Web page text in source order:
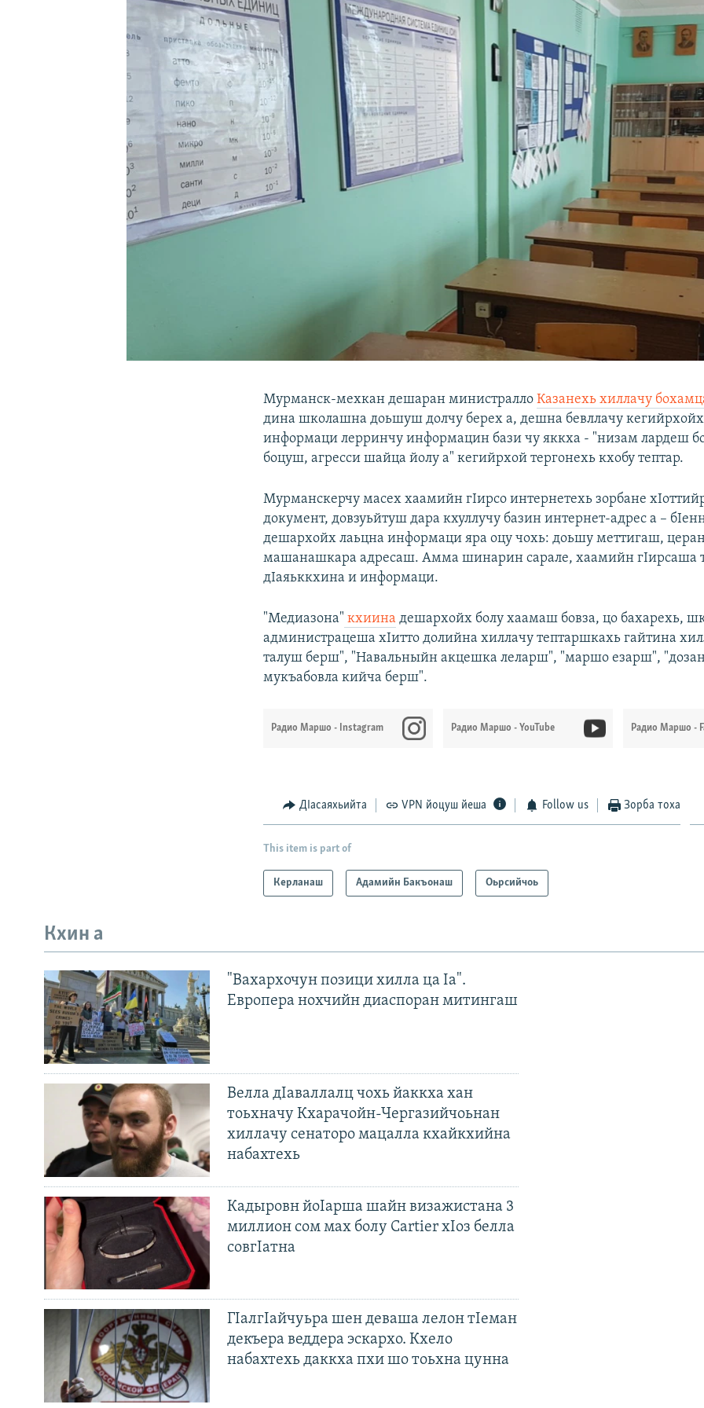
Мурманск-мехкан дешаран министраллоКазанехь хиллачу
дина школашна доьшуш долчу берех а, дешна бевллачу
информаци лерринчу информацин бази чу яккха - "низам лардеш
боцуш, агресси шайца йолу а" кегийрхой тергонехь кхобу тептар.
Мурманскерчу масех хаамийн гIирсо интернетехь зорбане
документ, довзуьйтуш дара кхуллучу базин интернет-адрес а –
дешархойх лаьцна информаци яра оцу чохь: доьшу меттигаш,
машанашкара адресаш. Амма шинарин сарале, хаамийн гIирсаша
дIаяьккхина и информаци.
"Медиазона" кхиина дешархойх болу хаамаш бовза, цо бахарехь,
администрацеша хIитто долийна хиллачу тептаршкахь гайтина
талуш берш", "Навальныйн акцешка леларш", "маршо езарш",
мукъабовла кийча берш".
Радио Маршо - Instagram Радио Маршо - YouTube Радио Маршо -
ДIасаяхьийта VPN йоцуш йеша Follow us Зорба тоха
This item is part of
Керланаш Адамийн Бакъонаш Оьрсийчоь
Кхин а
"Вахархочун позици хилла ца Iа".
Европера нохчийн диаспоран митингаш
Велла дIаваллалц чохь йаккха хан
тоьхначу Кхарачойн-Чергазийчоьнан
хиллачу сенаторо мацалла кхайкхийна
набахтехь
Кадыровн йоIарша шайн визажистана 3
миллион сом мах болу Cartier хIоз белла
совгIатна
ГIалгIайчуьра шен деваша лелон тIеман
декъера веддера эскархо. Кхело
набахтехь даккха пхи шо тоьхна цунна